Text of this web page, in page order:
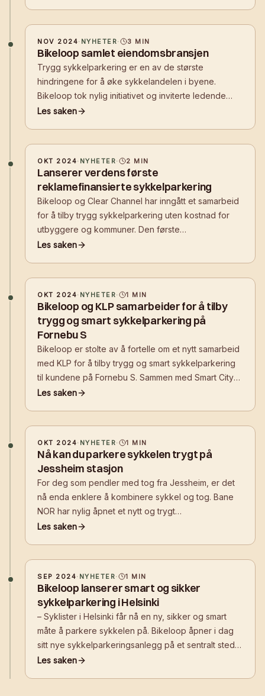
NOV 2024· NYHETER· 3 MIN
Bikeloop samlet eiendomsbransjen
Trygg sykkelparkering er en av de største
hindringene for å øke sykkelandelen i byene.
Bikeloop tok nylig initiativet og inviterte ledende
aktører fra eiendomsbransjen til et frokostmøte for å
Les saken
OKT 2024· NYHETER· 2 MIN
Lanserer verdens første
reklamefinansierte sykkelparkering
Bikeloop og Clear Channel har inngått et samarbeid
for å tilby trygg sykkelparkering uten kostnad for
utbyggere og kommuner. Den første
reklamefinansierte sykkelparkeringsløsningen er nå
Les saken
OKT 2024· NYHETER· 1 MIN
Bikeloop og KLP samarbeider for å tilby
trygg og smart sykkelparkering på
Fornebu S
Bikeloop er stolte av å fortelle om et nytt samarbeid
med KLP for å tilby trygg og smart sykkelparkering
til kundene på Fornebu S. Sammen med Smart City
Bærum har Bikeloop i flere år arbeidet for å fremme
Les saken
OKT 2024· NYHETER· 1 MIN
Nå kan du parkere sykkelen trygt på
Jessheim stasjon
For deg som pendler med tog fra Jessheim, er det
nå enda enklere å kombinere sykkel og tog. Bane
NOR har nylig åpnet et nytt og trygt
sykkelparkeringshus, Bikeloop HOUSE, på Jessheim
Les saken
SEP 2024· NYHETER· 1 MIN
Bikeloop lanserer smart og sikker
sykkelparkering i Helsinki
– Syklister i Helsinki får nå en ny, sikker og smart
måte å parkere sykkelen på. Bikeloop åpner i dag
sitt nye sykkelparkeringsanlegg på et sentralt sted
foran Kiasma, nær Baana sykkelvei, Helsinki
Les saken